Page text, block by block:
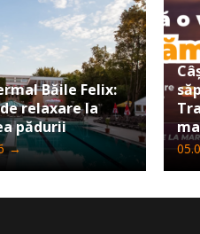
Băile Felix:
relaxare la
pădurii
→